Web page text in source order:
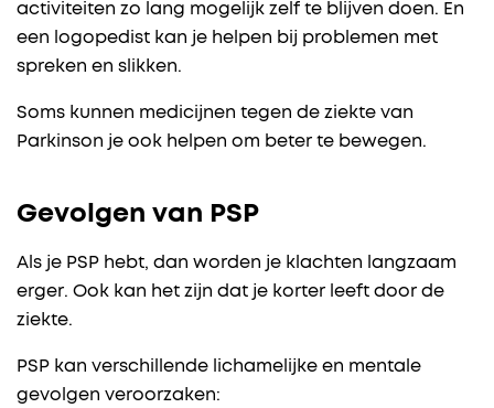
activiteiten zo lang mogelijk zelf te blijven doen. En
een logopedist kan je helpen bij problemen met
spreken en slikken.
Soms kunnen medicijnen tegen de ziekte van
Parkinson je ook helpen om beter te bewegen.
Gevolgen van PSP
Als je PSP hebt, dan worden je klachten langzaam
erger. Ook kan het zijn dat je korter leeft door de
ziekte.
PSP kan verschillende lichamelijke en mentale
gevolgen veroorzaken: